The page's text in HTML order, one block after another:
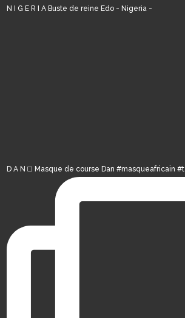
N I G E R I A Buste de reine Edo - Nigeria -
D A N ◻️ Masque de course Dan #masqueafricain #t